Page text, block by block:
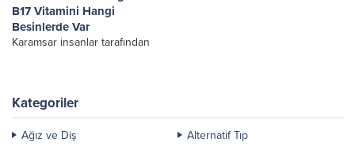
B17 Vitamini Hangi
Besinlerde Var
Karamsar insanlar tarafından
kimsenin yenebileceğini
düşünmüyoruz. Kanser bir
ticari...
Kategoriler
Ağız ve Diş
Alternatif Tıp